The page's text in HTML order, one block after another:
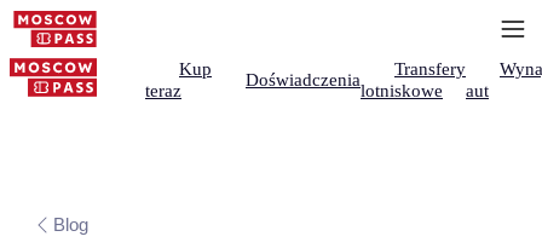
Kup
teraz
Doświadczenia
Transfery
lotniskowe
aut
Blog